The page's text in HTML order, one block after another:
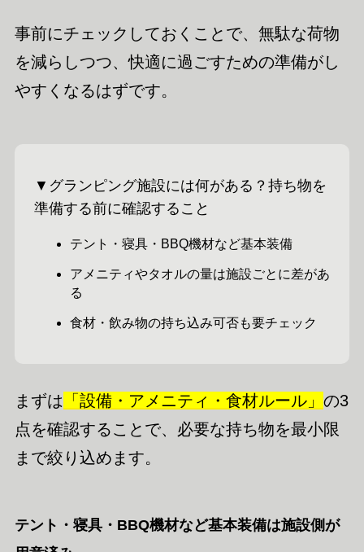
事前にチェックしておくことで、無駄な荷物
を減らしつつ、快適に過ごすための準備がし
やすくなるはずです。
▼グランピング施設には何がある？持ち物を
準備する前に確認すること
テント・寝具・BBQ機材など基本装備
アメニティやタオルの量は施設ごとに差があ
る
食材・飲み物の持ち込み可否も要チェック
まずは 「設備・アメニティ・食材ルール」 の3
点を確認することで、必要な持ち物を最小限
まで絞り込めます。
テント・寝具・BBQ機材など基本装備は施設側が